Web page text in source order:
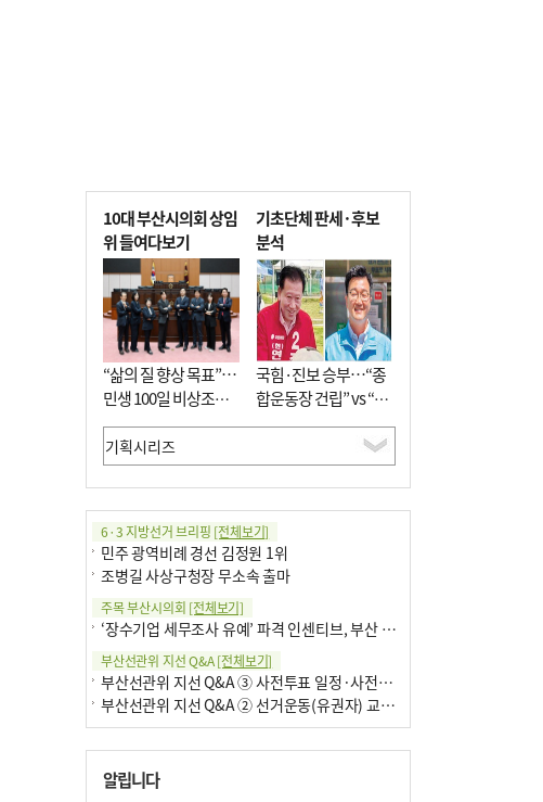
10대 부산시의회 상임
위 들여다보기
“삶의 질 향상 목표”…
민생 100일 비상조치
면밀 심사
기초단체 판세·후보
분석
국힘·진보 승부…“종
합운동장 건립” vs “출
근 공공버스 도입”
6·3 지방선거 브리핑 [전체보기]
민주 광역비례 경선 김정원 1위
조병길 사상구청장 무소속 출마
주목 부산시의회 [전체보기]
‘장수기업 세무조사 유예’ 파격 인센티브, 부산 유출 막을까
부산선관위 지선 Q&A[전체보기]
부산선관위 지선 Q&A ③ 사전투표 일정·사전투표함 보관
부산선관위 지선 Q&A ② 선거운동(유권자) 교육감투표용지
알립니다